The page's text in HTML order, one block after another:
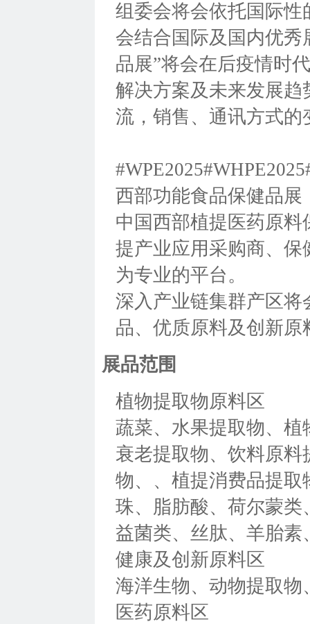
组委会将会依托国际
会结合国际及国内优秀
品展”将会在后疫情时
解决方案及未来发展
流，销售、通讯方式
西部功能食品保健品展
中国西部植提医药原
提产业应用采购商、
为专业的平台。
深入产业链集群产区
品、优质原料及创新原
展品范围
植物提取物原料区
蔬菜、水果提取物、
衰老提取物、饮料原
物、、植提消费品提
珠、脂肪酸、荷尔蒙
益菌类、丝肽、羊胎素
健康及创新原料区
海洋生物、动物提取
医药原料区